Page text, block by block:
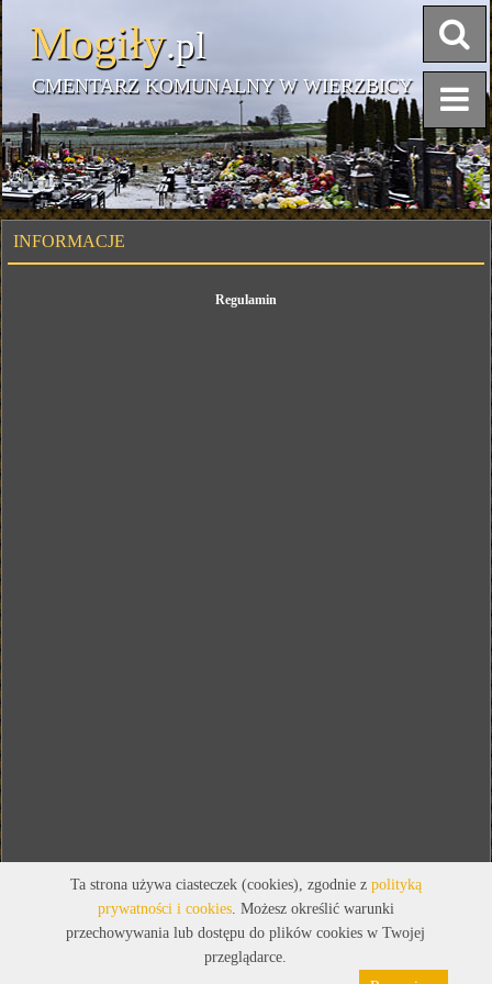
Mogiły.pl
CMENTARZ KOMUNALNY W WIERZBICY
INFORMACJE
Regulamin
Ta strona używa ciasteczek (cookies), zgodnie z polityką
prywatności i cookies. Możesz określić warunki
przechowywania lub dostępu do plików cookies w Twojej
przeglądarce.